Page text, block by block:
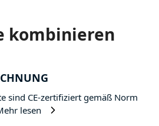
kombinieren
sind CE-zertifiziert gemäß Norm
lesen